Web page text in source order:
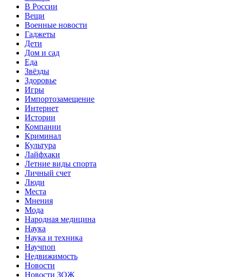
В России
Вещи
Военные новости
Гаджеты
Дети
Дом и сад
Еда
Звёзды
Здоровье
Игры
Импортозамещение
Интернет
Истории
Компании
Криминал
Культура
Лайфхаки
Летние виды спорта
Личный счет
Люди
Места
Мнения
Мода
Народная медицина
Наука
Наука и техника
Научпоп
Недвижимость
Новости
Новости ЗОЖ